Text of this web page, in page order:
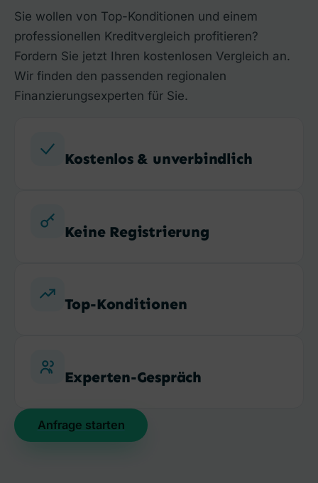
Sie wollen von Top-Konditionen und einem
professionellen Kreditvergleich profitieren?
Fordern Sie jetzt Ihren kostenlosen Vergleich an.
Wir finden den passenden regionalen
Finanzierungsexperten für Sie.
Kostenlos & unverbindlich
Keine Registrierung
Top-Konditionen
Experten-Gespräch
Anfrage starten